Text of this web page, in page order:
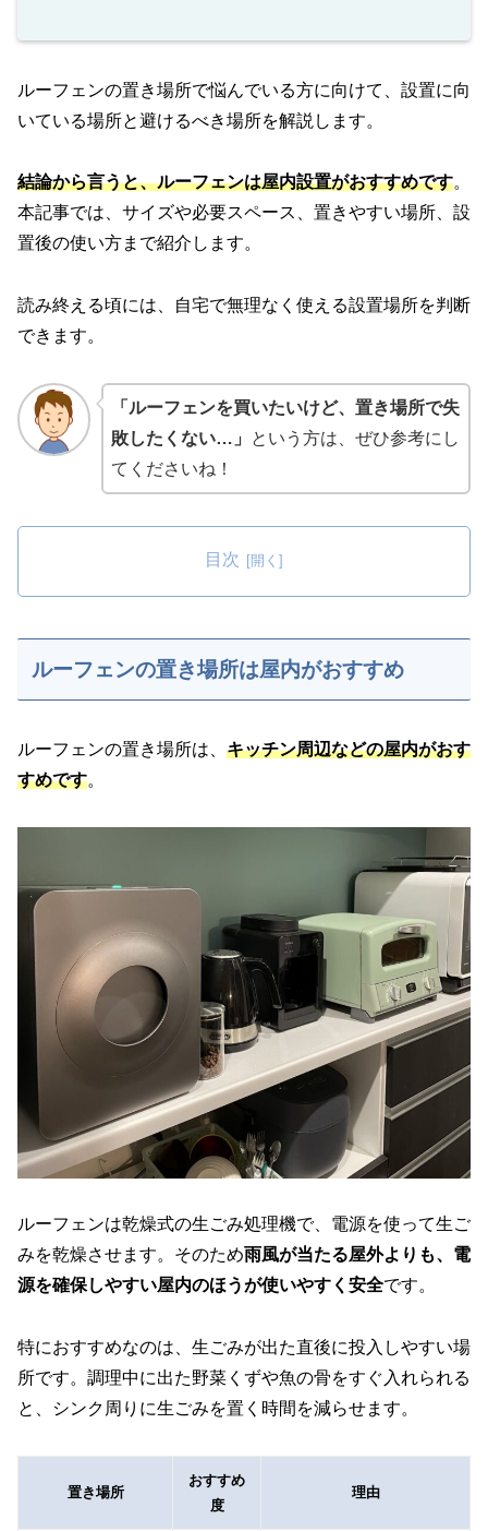
ルーフェンの置き場所で悩んでいる方に向けて、設置に向
いている場所と避けるべき場所を解説します。
結論から言うと、ルーフェンは屋内設置がおすすめです。
本記事では、サイズや必要スペース、置きやすい場所、設
置後の使い方まで紹介します。
読み終える頃には、自宅で無理なく使える設置場所を判断
できます。
「ルーフェンを買いたいけど、置き場所で失
敗したくない…」
という方は、ぜひ参考にし
てくださいね！
目次
ルーフェンの置き場所は屋内がおすすめ
ルーフェンの置き場所は、 キッチン周辺などの屋内がおす
すめです。
ルーフェンは乾燥式の生ごみ処理機で、電源を使って生ご
みを乾燥させます。そのため雨風が当たる屋外よりも、電
源を確保しやすい屋内のほうが使いやすく安全です。
特におすすめなのは、生ごみが出た直後に投入しやすい場
所です。調理中に出た野菜くずや魚の骨をすぐ入れられる
と、シンク周りに生ごみを置く時間を減らせます。
置き場所
おすすめ
度
理由